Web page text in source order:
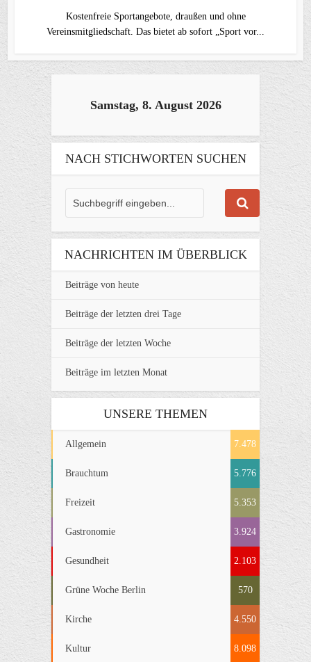
Kostenfreie Sportangebote, draußen und ohne
Vereinsmitgliedschaft. Das bietet ab sofort „Sport vor...
Samstag, 8. August 2026
NACH STICHWORTEN SUCHEN
NACHRICHTEN IM ÜBERBLICK
Beiträge von heute
Beiträge der letzten drei Tage
Beiträge der letzten Woche
Beiträge im letzten Monat
UNSERE THEMEN
Allgemein 7.478
Brauchtum 5.776
Freizeit 5.353
Gastronomie 3.924
Gesundheit 2.103
Grüne Woche Berlin 570
Kirche 4.550
Kultur 8.098